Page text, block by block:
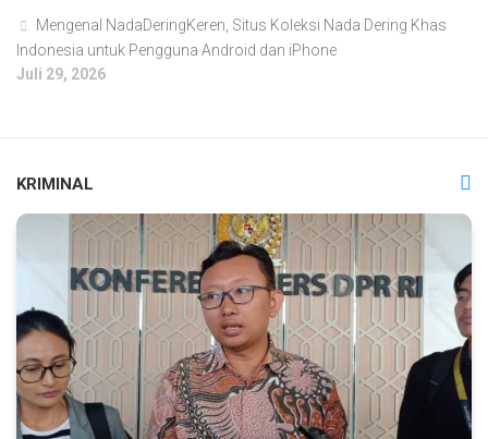
Mengenal NadaDeringKeren, Situs Koleksi Nada Dering Khas
Indonesia untuk Pengguna Android dan iPhone
Juli 29, 2026
KRIMINAL